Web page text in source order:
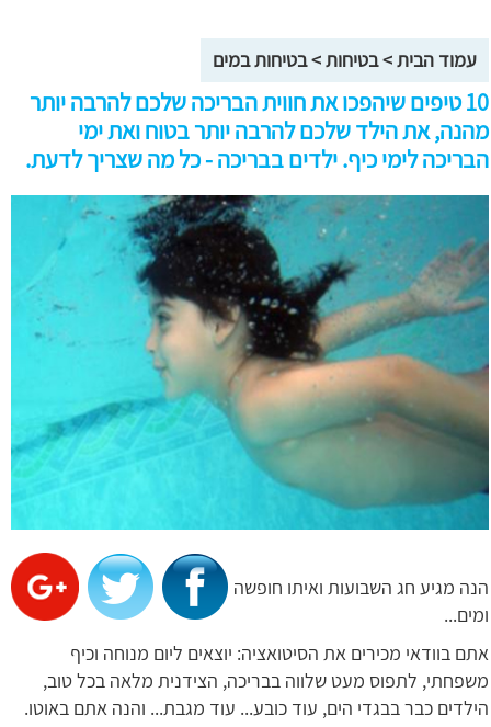
עמוד הבית>בטיחות>בטיחות במים
10 טיפים שיהפכו את חווית הבריכה שלכם להרבה יותר
מהנה, את הילד שלכם להרבה יותר בטוח ואת ימי
הבריכה לימי כיף. ילדים בבריכה - כל מה שצריך לדעת.
הנה מגיע חג השבועות ואיתו חופשה
ומים...
אתם בוודאי מכירים את הסיטואציה: יוצאים ליום מנוחה וכיף
משפחתי, לתפוס מעט שלווה בבריכה, הצידנית מלאה בכל טוב,
הילדים כבר בבגדי הים, עוד כובע... עוד מגבת... והנה אתם באוטו.